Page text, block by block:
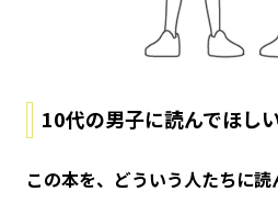
10代の男子に読んでほし
――この本を、どういう人たちに